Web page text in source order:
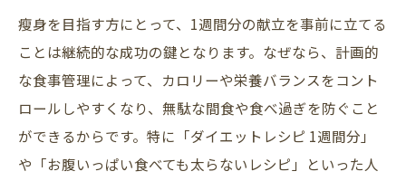
瘦身を目指す方にとって、1週間分の献立を事前に立てる
ことは継続的な成功の鍵となります。なぜなら、計画的
な食事管理によって、カロリーや栄養バランスをコント
ロールしやすくなり、無駄な間食や食べ過ぎを防ぐこと
ができるからです。特に「ダイエットレシピ 1週間分」
や「お腹いっぱい食べても太らないレシピ」といった人